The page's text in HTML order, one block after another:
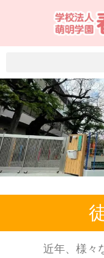
近年、様々